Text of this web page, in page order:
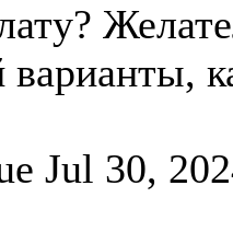
варианты,
Jul 30,